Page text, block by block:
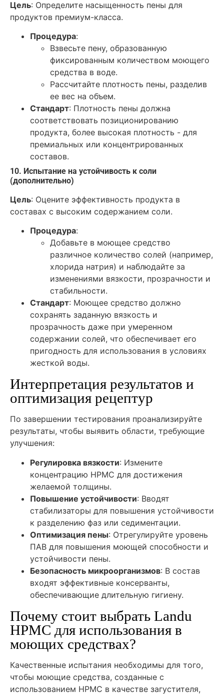
Цель: Определите насыщенность пены для
продуктов премиум-класса.
Процедура:
Взвесьте пену, образованную
фиксированным количеством моющего
средства в воде.
Рассчитайте плотность пены, разделив
ее вес на объем.
Стандарт: Плотность пены должна
соответствовать позиционированию
продукта, более высокая плотность - для
премиальных или концентрированных
составов.
10. Испытание на устойчивость к соли
(дополнительно)
Цель: Оцените эффективность продукта в
составах с высоким содержанием соли.
Процедура:
Добавьте в моющее средство
различное количество солей (например,
хлорида натрия) и наблюдайте за
изменениями вязкости, прозрачности и
стабильности.
Стандарт: Моющее средство должно
сохранять заданную вязкость и
прозрачность даже при умеренном
содержании солей, что обеспечивает его
пригодность для использования в условиях
жесткой воды.
Интерпретация результатов и
оптимизация рецептур
По завершении тестирования проанализируйте
результаты, чтобы выявить области, требующие
улучшения:
Регулировка вязкости: Измените
концентрацию HPMC для достижения
желаемой толщины.
Повышение устойчивости: Вводят
стабилизаторы для повышения устойчивости
к разделению фаз или седиментации.
Оптимизация пены: Отрегулируйте уровень
ПАВ для повышения моющей способности и
устойчивости пены.
Безопасность микроорганизмов: В состав
входят эффективные консерванты,
обеспечивающие длительную гигиену.
Почему стоит выбрать Landu
HPMC для использования в
моющих средствах?
Качественные испытания необходимы для того,
чтобы моющие средства, созданные с
использованием HPMC в качестве загустителя,